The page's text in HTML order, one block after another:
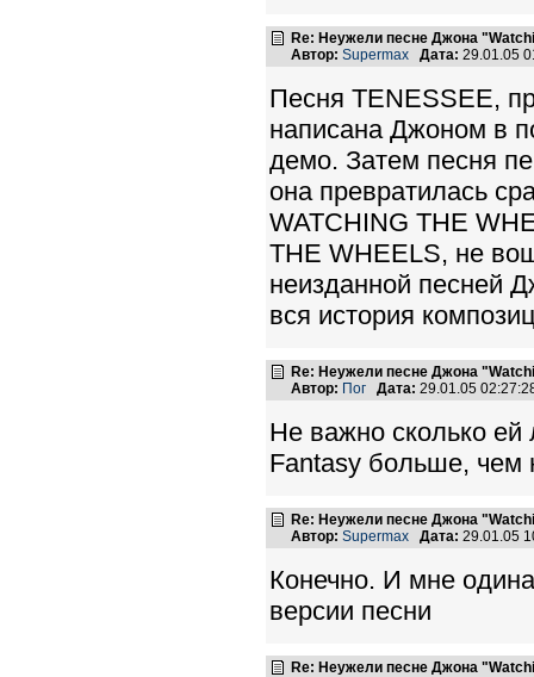
Re: Неужели песне Джона
Автор: Supermax Дата: 29.01.05
Песня TENESSEE,
написана Джоном в
демо. Затем песня
она превратилась
WATCHING THE
THE WHEELS, не
неизданной песней
вся история
Re: Неужели песне Джона
Автор: Пог Дата: 29.01.05
Не важно сколько ей
Fantasy больше, чем
Re: Неужели песне Джона
Автор: Supermax Дата: 29.01.05
Конечно. И мне
версии песни
Re: Неужели песне Джона